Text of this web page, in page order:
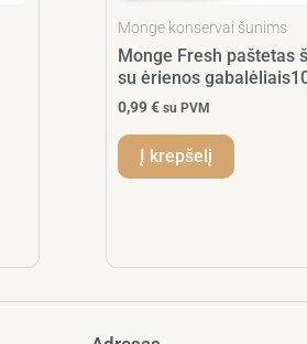
Monge konservai šunims
Monge Fresh paštetas
su ėrienos
0,99€ su PVM
Į krepšelį